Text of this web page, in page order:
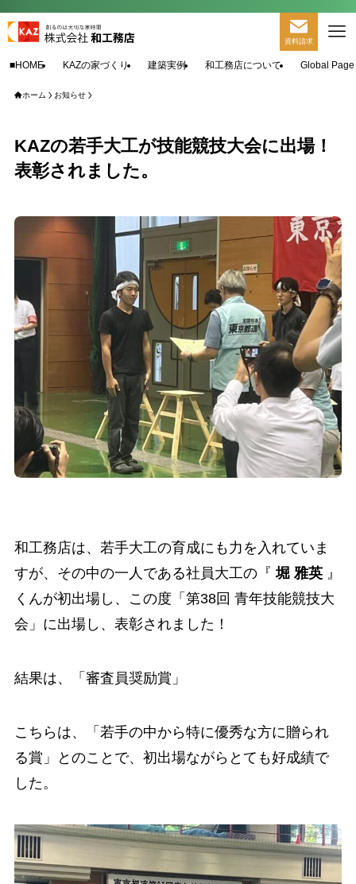
資料請求
■HOME KAZの家づくり 建築実例 和工務店について Global
ホーム お知らせ
KAZの若手大工が技能競技大会に出場！
表彰されました。
和工務店は、若手大工の育成にも力を入れていま
すが、その中の一人である社員大工の『 堀 雅英』
くんが初出場し、この度「第38回 青年技能競技大
会」に出場し、表彰されました！
結果は、「審査員奨励賞」
こちらは、「若手の中から特に優秀な方に贈られ
る賞」とのことで、初出場ながらとても好成績で
した。